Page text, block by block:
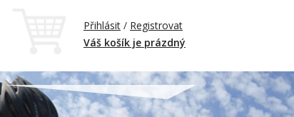
Přihlásit / Registrovat
Váš košík je prázdný